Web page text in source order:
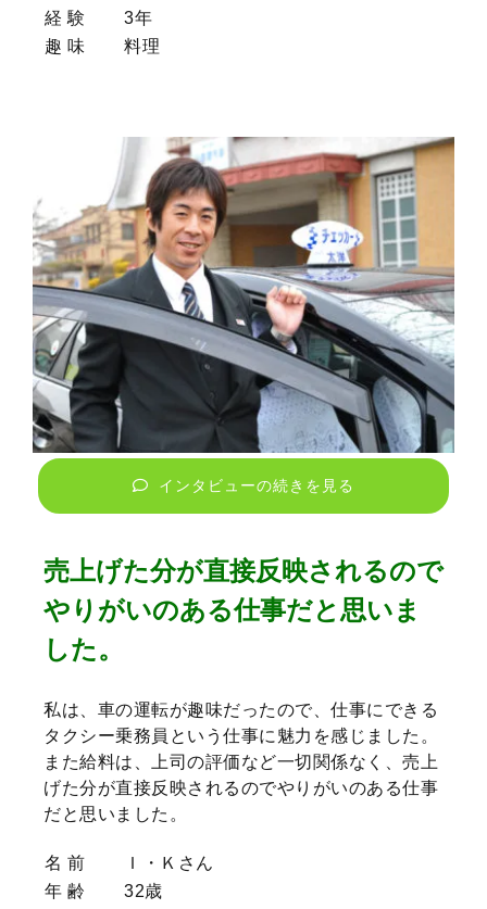
経 験
3年
趣 味
料理
インタビューの続きを見る
売上げた分が直接反映されるので
やりがいのある仕事だと思いま
した。
私は、車の運転が趣味だったので、仕事にできる
タクシー乗務員という仕事に魅力を感じました。
また給料は、上司の評価など一切関係なく、売上
げた分が直接反映されるのでやりがいのある仕事
だと思いました。
名 前
Ｉ・Ｋさん
年 齢
32歳